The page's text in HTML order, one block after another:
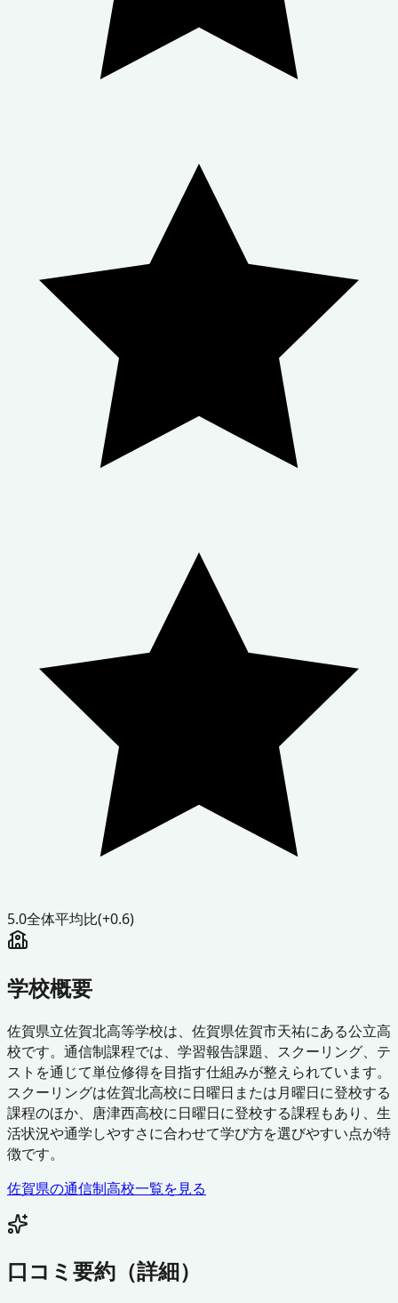
5.0全体平均比(+0.6)
学校概要
佐賀県立佐賀北高等学校は、佐賀県佐賀市天祐にある公立高
校です。通信制課程では、学習報告課題、スクーリング、テ
ストを通じて単位修得を目指す仕組みが整えられています。
スクーリングは佐賀北高校に日曜日または月曜日に登校する
課程のほか、唐津西高校に日曜日に登校する課程もあり、生
活状況や通学しやすさに合わせて学び方を選びやすい点が特
徴です。
佐賀県の通信制高校一覧を見る
口コミ要約（詳細）